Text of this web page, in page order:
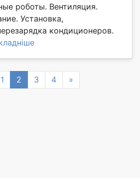
роботы. Вентиляция.
Установка,
кондиционеров.
1 2 3 4 »